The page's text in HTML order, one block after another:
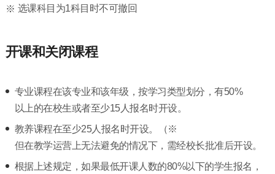
选课科目为1科目时不可撤回
开课和关闭课程
专业课程在该专业和该年级，按学习类型划分，有50%
以上的在校生或者至少15人报名时开设。
教养课程在至少25人报名时开设。（※
但在教学运营上无法避免的情况下，需经校长批准后开设。
根据上述规定，如果最低开课人数的80%以下的学生报名，